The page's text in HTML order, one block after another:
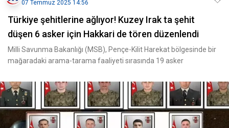
07 Temmuz 2025 14:56
Türkiye şehitlerine ağlıyor! Kuzey Irak ta şehit
düşen 6 asker için Hakkari de tören düzenlendi
Milli Savunma Bakanlığı (MSB), Pençe-Kilit Harekat bölgesinde bir
mağaradaki arama-tarama faaliyeti sırasında 19 asker